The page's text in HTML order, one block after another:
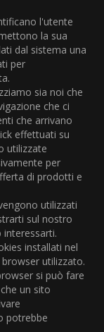
l'utente
la sua
dal sistema una
per
sia noi che
che ci
che arrivano
effettuati su
utilizzate
per
di prodotti e
utilizzati
sul nostro
installati nel
utilizzato.
si può fare
un sito
potrebbe